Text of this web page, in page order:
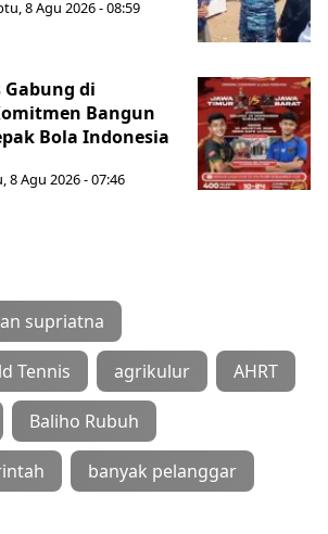
8 Agu 2026 - 08:59
Gabung di
Bangun
Bola Indonesia
8 Agu 2026 - 07:46
supriatna
Tennis agrikulur AHRT
Baliho Rubuh
banyak pelanggar